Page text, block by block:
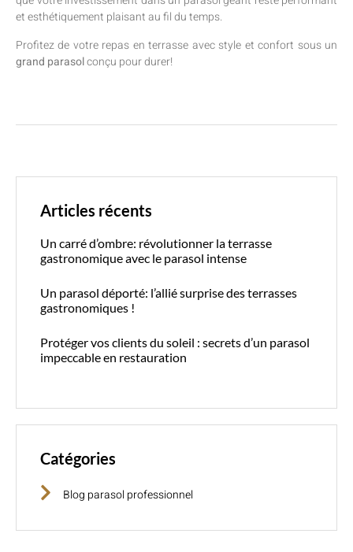
et esthétiquement plaisant au fil du temps.
Profitez de votre repas en terrasse avec style et confort sous un
grand parasolconçu pour durer!
Articles récents
Un carré d’ombre: révolutionner la terrasse
gastronomique avec le parasol intense
Un parasol déporté: l’allié surprise des terrasses
gastronomiques !
Protéger vos clients du soleil : secrets d’un parasol
impeccable en restauration
Catégories
Blog parasol professionnel